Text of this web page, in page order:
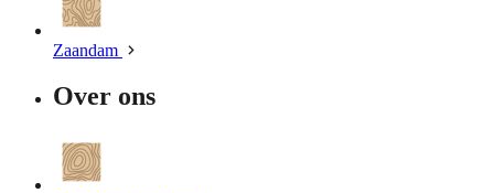
Zaandam
Over ons